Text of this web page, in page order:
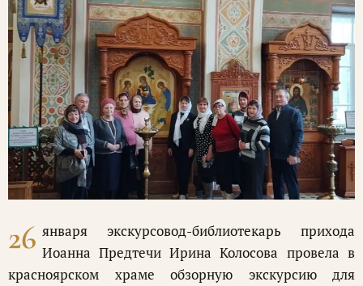
26 января экскурсовод-библиотекарь прихода
Иоанна Предтечи Ирина Колосова провела в
красноярском храме обзорную экскурсию для